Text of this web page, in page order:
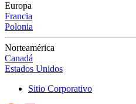
Europa
Francia
Polonia
Norteamérica
Canadá
Estados Unidos
Sitio Corporativo